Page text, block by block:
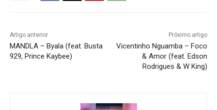
Artigo anterior
MANDLA – Byala (feat. Busta
929, Prince Kaybee)
Próximo artigo
Vicentinho Nguamba – Foco
& Amor (feat. Edson
Rodrigues & W King)